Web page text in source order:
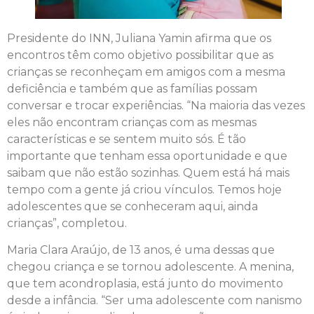
Presidente do INN, Juliana Yamin afirma que os
encontros têm como objetivo possibilitar que as
crianças se reconheçam em amigos com a mesma
deficiência e também que as famílias possam
conversar e trocar experiências. “Na maioria das vezes
eles não encontram crianças com as mesmas
características e se sentem muito sós. É tão
importante que tenham essa oportunidade e que
saibam que não estão sozinhas. Quem está há mais
tempo com a gente já criou vínculos. Temos hoje
adolescentes que se conheceram aqui, ainda
crianças”, completou.
Maria Clara Araújo, de 13 anos, é uma dessas que
chegou criança e se tornou adolescente. A menina,
que tem acondroplasia, está junto do movimento
desde a infância. “Ser uma adolescente com nanismo